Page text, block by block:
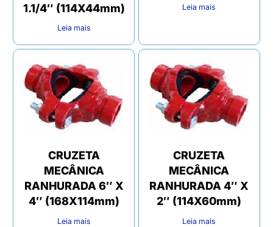
1.1/4″ (114X44mm)
Leia mais
Leia mais
CRUZETA
MECÂNICA
RANHURADA 6″ X
4″ (168X114mm)
Leia mais
CRUZETA
MECÂNICA
RANHURADA 4″ X
2″ (114X60mm)
Leia mais